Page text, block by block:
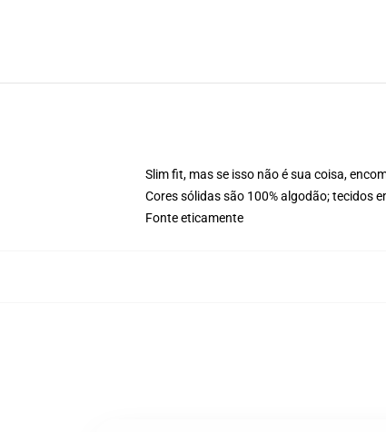
Slim fit, mas se isso não é sua coisa,
Cores sólidas são 100% algodão; tecidos
Fonte eticamente